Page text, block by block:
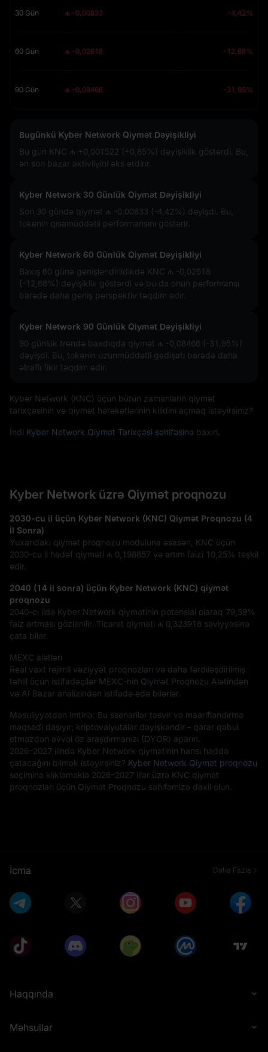
30 Gün ₼ -0,00833 -4,42%
60 Gün ₼ -0,02618 -12,68%
90 Gün ₼ -0,08466 -31,95%
Bugünkü Kyber Network Qiymət Dəyişikliyi
Bu gün KNC ₼ +0,001522 (+0,85%) dəyişiklik göstərdi. Bu,
ən son bazar aktivliyini əks etdirir.
Kyber Network 30 Günlük Qiymət Dəyişikliyi
Son 30 gündə qiymət ₼ -0,00833 (-4,42%) dəyişdi. Bu,
tokenin qısamüddətli performansını göstərir.
Kyber Network 60 Günlük Qiymət Dəyişikliyi
Baxış 60 günə genişləndirildikdə KNC ₼ -0,02618
(-12,68%) dəyişiklik göstərdi və bu da onun performansı
barədə daha geniş perspektiv təqdim edir.
Kyber Network 90 Günlük Qiymət Dəyişikliyi
90 günlük trendə baxdıqda qiymət ₼ -0,08466 (-31,95%)
dəyişdi. Bu, tokenin uzunmüddətli gedişatı barədə daha
ətraflı fikir təqdim edir.
Kyber Network (KNC) üçün bütün zamanların qiymət
tarixçəsinin və qiymət hərəkətlərinin kilidini açmaq istəyirsiniz?
İndi Kyber Network Qiymət Tarixçəsi səhifəsinə baxın.
Kyber Network üzrə Qiymət proqnozu
2030-cu il üçün Kyber Network (KNC) Qiymət Proqnozu (4
İl Sonra)
Yuxarıdakı qiymət proqnozu moduluna əsasən, KNC üçün
2030-cu il hədəf qiyməti ₼ 0,198857 və artım faizi 10,25% təşkil
edir.
2040 (14 il sonra) üçün Kyber Network (KNC) qiymət
proqnozu
2040-cı ildə Kyber Network qiymətinin potensial olaraq 79,59%
faiz artması gözlənilir. Ticarət qiyməti ₼ 0,323918 səviyyəsinə
çata bilər.
MEXC alətləri
Real vaxt rejimli vəziyyət proqnozları və daha fərdiləşdirilmiş
təhlil üçün istifadəçilər MEXC-nin Qiymət Proqnozu Alətindən
və AI Bazar analizindən istifadə edə bilərlər.
Məsuliyyətdən imtina: Bu ssenarilər təsvir və maarifləndirmə
məqsədi daşıyır; kriptovalyutalar dəyişkəndir - qərar qəbul
etməzdən əvvəl öz araşdırmanızı (DYOR) aparın.
2026–2027 ilində Kyber Network qiymətinin hansı həddə
çatacağını bilmək istəyirsiniz? Kyber Network Qiymət proqnozu
seçiminə klikləməklə 2026–2027 illər üzrə KNC qiymət
proqnozları üçün Qiymət Proqnozu səhifəmizə daxil olun.
İcma Daha Fazla
Haqqında
Məhsullar